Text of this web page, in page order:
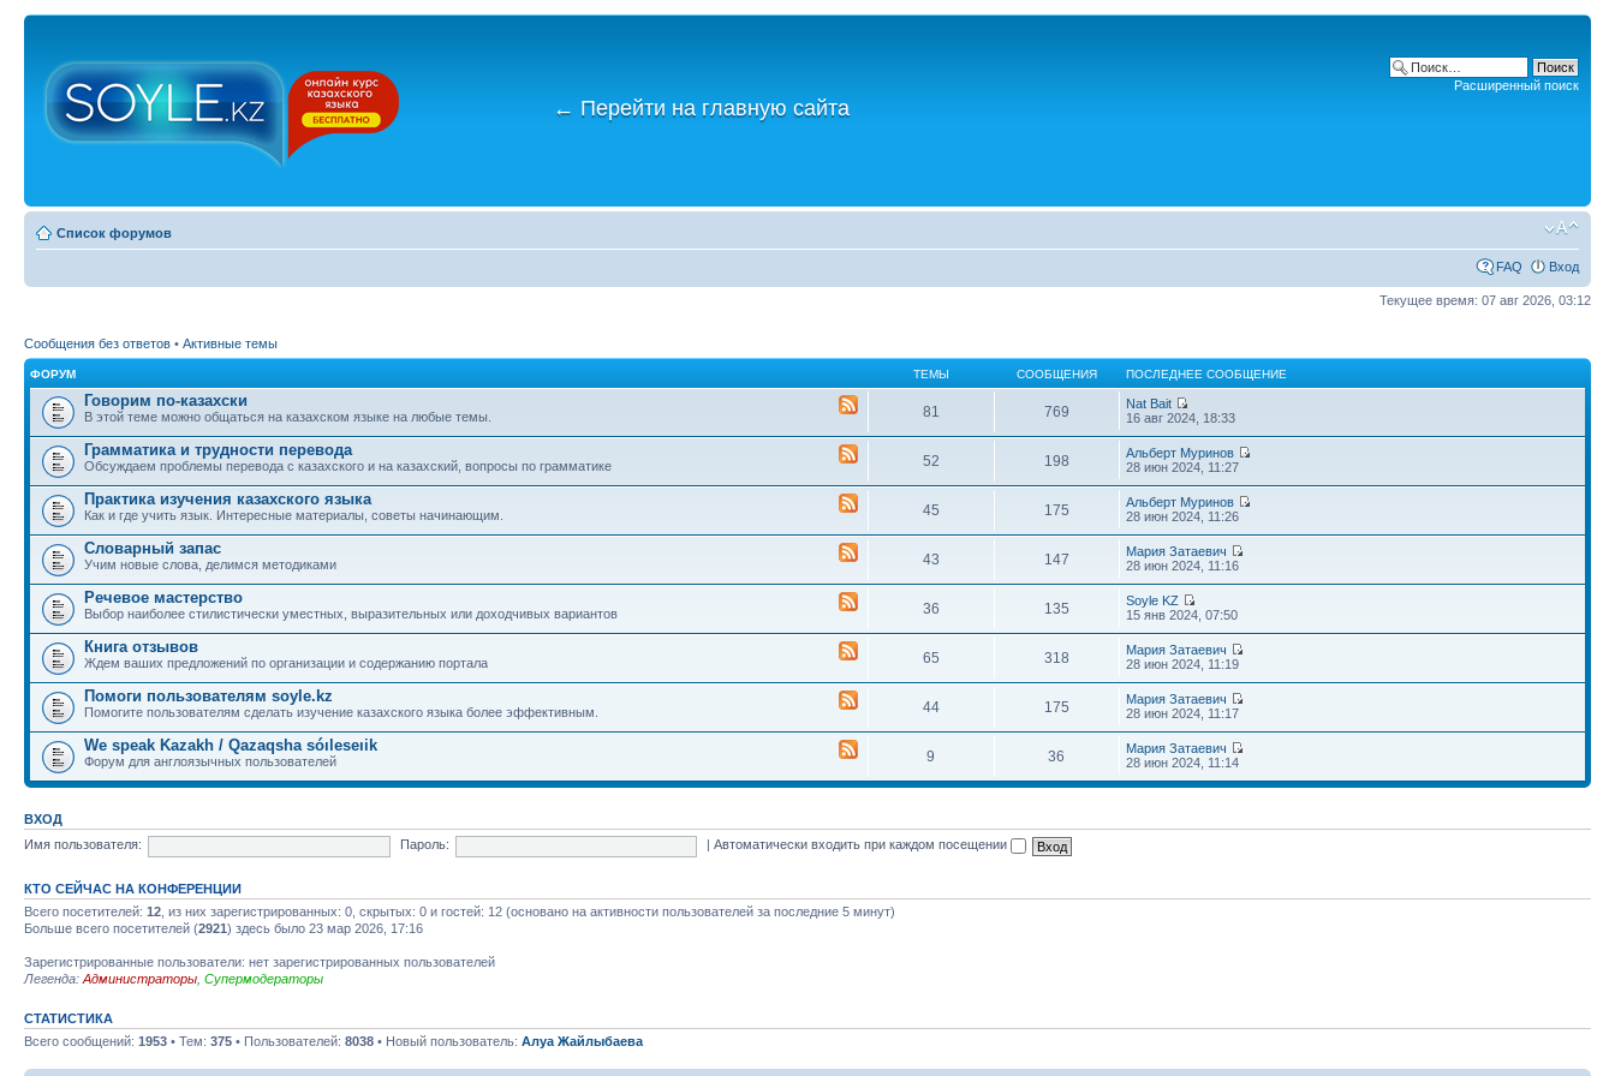
← Перейти на главную сайта
Расширенный поиск
Список форумов
FAQ Вход
Текущее время: 07 авг 2026, 03:12
Сообщения без ответов • Активные темы
ФОРУМ ТЕМЫ СООБЩЕНИЯ ПОСЛЕДНЕЕ СООБЩЕНИЕ
Говорим по-казахски
В этой теме можно общаться на казахском языке на любые темы. 81 769
Nat Bait
16 авг 2024, 18:33
Грамматика и трудности перевода
Обсуждаем проблемы перевода с казахского и на казахский, вопросы по грамматике 52 198
Альберт Муринов
28 июн 2024, 11:27
Практика изучения казахского языка
Как и где учить язык. Интересные материалы, советы начинающим. 45 175
Альберт Муринов
28 июн 2024, 11:26
Словарный запас
Учим новые слова, делимся методиками 43 147
Мария Затаевич
28 июн 2024, 11:16
Речевое мастерство
Выбор наиболее стилистически уместных, выразительных или доходчивых вариантов 36 135
Soyle KZ
15 янв 2024, 07:50
Книга отзывов
Ждем ваших предложений по организации и содержанию портала 65 318
Мария Затаевич
28 июн 2024, 11:19
Помоги пользователям soyle.kz
Помогите пользователям сделать изучение казахского языка более эффективным. 44 175
Мария Затаевич
28 июн 2024, 11:17
We speak Kazakh / Qazaqsha sóıleseıik
Форум для англоязычных пользователей 9 36
Мария Затаевич
28 июн 2024, 11:14
ВХОД
Имя пользователя:
Пароль: |Автоматически входить при каждом посещении
КТО СЕЙЧАС НА КОНФЕРЕНЦИИ
Всего посетителей: 12 , из них зарегистрированных: 0, скрытых: 0 и гостей: 12 (основано на активности пользователей за последние 5 минут)
Больше всего посетителей (2921) здесь было 23 мар 2026, 17:16
Зарегистрированные пользователи: нет зарегистрированных пользователей
Легенда: Администраторы Супермодераторы
СТАТИСТИКА
Всего сообщений: 1953 • Тем: 375 • Пользователей: 8038 • Новый пользователь: Алуа Жайлыбаева